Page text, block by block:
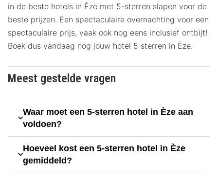
in de beste hotels in Èze met 5-sterren slapen voor de
beste prijzen. Een spectaculaire overnachting voor een
spectaculaire prijs, vaak ook nog eens inclusief ontbijt!
Boek dus vandaag nog jouw hotel 5 sterren in Èze.
Meest gestelde vragen
Waar moet een 5-sterren hotel in Èze aan
voldoen?
Hoeveel kost een 5-sterren hotel in Èze
gemiddeld?